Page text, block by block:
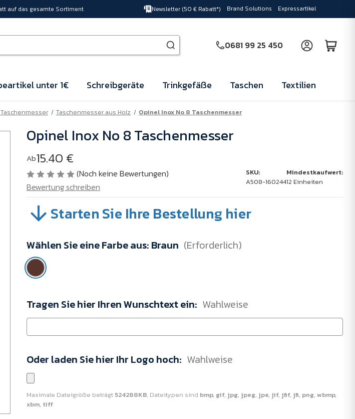
auf das gesamte Sortiment Newsletter (50 € Rabatt*) Brand Solutions Expressartikel
0681 99 25 450
unter 1€ Schreibgeräte Trinkgefäße Taschen Textilien
Taschenmesser Taschenmesser aus Holz Opinel Inox No 8 Taschenmesser
Opinel Inox No 8 Taschenmesser
Ab15.40 €
(Noch keine Bewertungen)
Bewertung schreiben
SKU:
A508-160244
Mindestkaufwert:
12 Einheiten
SKU:
A508-
12
Einheiten
Starten Sie Ihre Bestellung hier
Wählen Sie eine Farbe aus: Braun (Erforderlich)
Tragen Sie hier Ihren Wunschtext ein: Wahlweise
Oder laden Sie hier Ihr Logo hoch: Wahlweise
Maximale Dateigröße beträgt 524288KB, Dateitypen sind bmp, gif, jpg, jpeg, jpe, jif, jfif, jfi, png, wbmp,
xbm, tiff